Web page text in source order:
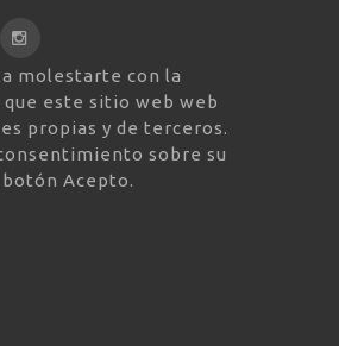
molestarte con la
que este sitio web web
propias y de terceros.
sobre su
Acepto.